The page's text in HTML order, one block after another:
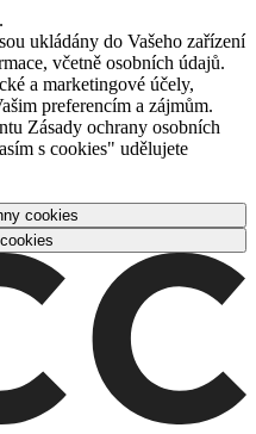
ukládány do Vašeho zařízení
včetně osobních údajů.
a marketingové účely,
preferencím a zájmům.
Zásady ochrany osobních
s cookies" udělujete
cookies